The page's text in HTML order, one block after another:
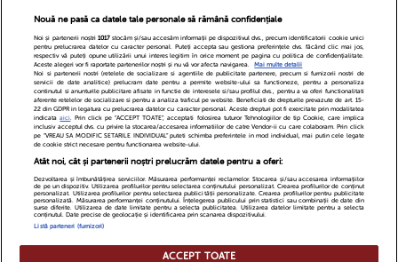
Echipa Editoriala Newsletter
Contact
Cariere
Cookies
Politica de confidentialitate
DivaHair Cosmetics
Despre noi
Termeni si conditii
Nouă ne pasă ca datele tale personale să rămână confidențiale
Noi și partenerii noștri 1017stocăm și/sau accesăm informații pe dispozitivul dvs., precum identificatorii cookie unici
pentru prelucrarea datelor cu caracter personal. Puteți accepta sau gestiona preferințele dvs. făcând clic mai jos,
respectiv vă puteți opune utilizării unui interes legitim în orice moment pe pagina cu politica de confidențialitate.
Aceste alegeri vor fi raportate partenerilor noștri și nu vă vor afecta navigarea.
Mai multe detalii
Noi si partenerii nostri (retelele de socializare si agentiile de publicitate partenere, precum si furnizorii nostri de
servicii de date analitice) prelucram date pentru a permite website-ului sa functioneze, pentru a personaliza
continutul si anunturile publicitare afisate in functie de interesele si/sau profilul dvs., pentru a va oferi functionalitati
aferente retelelor de socializare si pentru a analiza traficul pe website. Beneficiati de drepturile prevazute de art. 15-
22 din GDPR in legatura cu prelucrarea datelor cu caracter personal. Aceste drepturi pot fi exercitate prin modalitatea
indicataaici. Prin click pe “ACCEPT TOATE”, acceptati folosirea tuturor Tehnologiilor de tip Cookie, care implica
inclusiv acceptul dvs. cu privire la stocarea/accesarea informatiilor de catre Vendor-ii cu care colaboram. Prin click
pe “VREAU SA MODIFIC SETARILE INDIVIDUAL” puteti schimba preferintele in mod individual, mai putin cele legate
de cookie strict necesare pentru functionarea website-ului.
Atât noi, cât și partenerii noștri prelucrăm datele pentru a oferi:
Dezvoltarea și îmbunătățirea serviciilor. Măsurarea performanței reclamelor. Stocarea și/sau accesarea informațiilor
de pe un dispozitiv. Utilizarea profilurilor pentru selectarea conținutului personalizat. Crearea profilurilor de conținut
personalizat. Utilizarea profilurilor pentru selectarea publicității personalizate. Crearea profilurilor pentru publicitate
personalizată. Măsurarea performanței conținutului. Înțelegerea publicului prin statistici sau combinații de date din
surse diferite. Utilizarea de date limitate pentru a selecta publicitatea. Utilizarea datelor limitate pentru a selecta
conținutul. Date precise de geolocație și identificarea prin scanarea dispozitivului.
Listă parteneri (furnizori)
ACCEPT TOATE